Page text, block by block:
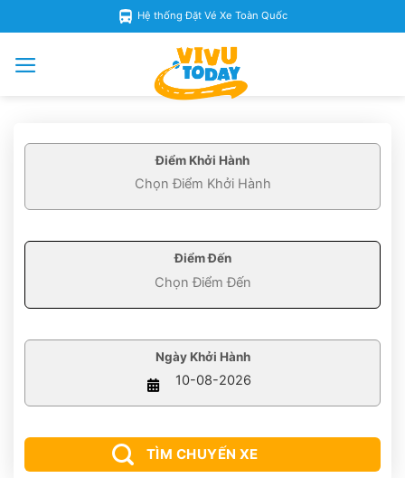
Hệ thống Đặt Vé Xe Toàn Quốc
Điểm Khởi Hành
Điểm Đến
Ngày Khởi Hành
TÌM CHUYẾN XE